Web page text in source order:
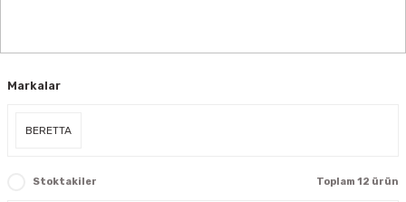
PEDLERİ
Markalar
BERETTA
Stoktakiler Toplam 12 ürün